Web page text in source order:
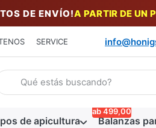
DE ENVÍO!A PARTIR DE UN
SERVICE
un término de búsqueda.
de apicultura Balanzas
ab 499,00